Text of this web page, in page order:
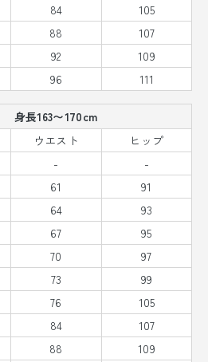
84
105
88
107
92
109
96 111
身長163〜170cm
ウエスト
ヒップ
-
-
61
91
64
93
67
95
70
97
73
99
76
105
84
107
88
109